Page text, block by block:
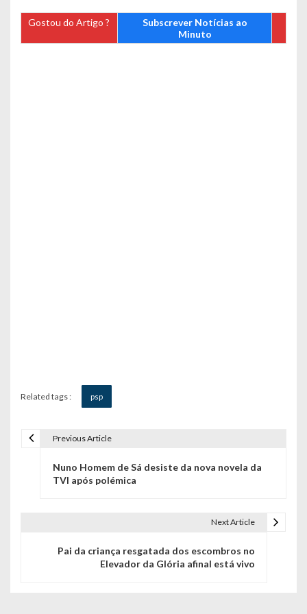
Gostou do Artigo ?
Subscrever Notícias ao
Minuto
Related tags : psp
Previous Article
Nuno Homem de Sá desiste da nova novela da
TVI após polémica
Next Article
Pai da criança resgatada dos escombros no
Elevador da Glória afinal está vivo